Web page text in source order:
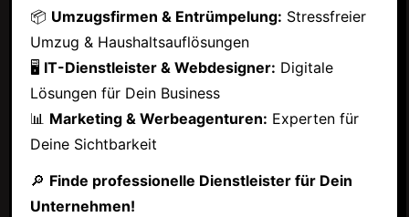
📦 Umzugsfirmen & Entrümpelung: Stressfreier
Umzug & Haushaltsauflösungen
🖥 IT-Dienstleister & Webdesigner: Digitale
Lösungen für Dein Business
📊 Marketing & Werbeagenturen: Experten für
Deine Sichtbarkeit
🔎 Finde professionelle Dienstleister für Dein
Unternehmen!